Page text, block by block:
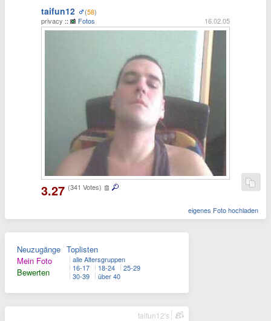
taifun12 (58)
privacy :: Fotos 16.02.05
3.27 (341 Votes)
eigenes Foto hochladen
Neuzugänge
Mein Foto
Bewerten
Toplisten
alle Altersgruppen
16-17
18-24
25-29
30-39
über 40
taifun12's